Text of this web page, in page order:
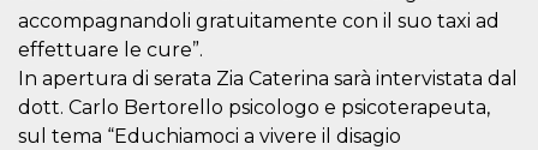
accompagnandoli gratuitamente con il suo taxi ad
effettuare le cure”.
In apertura di serata Zia Caterina sarà intervistata dal
dott. Carlo Bertorello psicologo e psicoterapeuta,
sul tema “Educhiamoci a vivere il disagio
Stripe
m.stripe.com
1 anno 1
mese
Questo cookie
viene
prestazioni e
dei servizi di